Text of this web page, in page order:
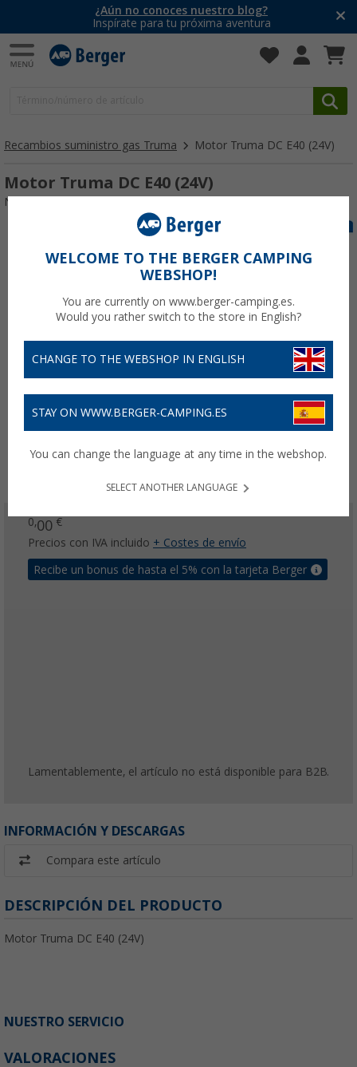
¿Aún no conoces nuestro blog?
Inspírate para tu próxima aventura
Recambios suministro gas Truma Motor Truma DC E40 (24V)
Motor Truma DC E40 (24V)
Nº de artículo GleichstrommotorE4024V107243
0,00 €
Precios con IVA incluido + Costes de envío
Recibe un bonus de hasta el 5% con la tarjeta Berger
Lamentablemente, el artículo no está disponible para B2B.
INFORMACIÓN Y DESCARGAS
Compara este artículo
DESCRIPCIÓN DEL PRODUCTO
Motor Truma DC E40 (24V)
NUESTRO SERVICIO
VALORACIONES
WELCOME TO THE BERGER CAMPING
WEBSHOP!
You are currently on www.berger-camping.es.
Would you rather switch to the store in English?
CHANGE TO THE WEBSHOP IN ENGLISH
STAY ON WWW.BERGER-CAMPING.ES
You can change the language at any time in the webshop.
SELECT ANOTHER LANGUAGE